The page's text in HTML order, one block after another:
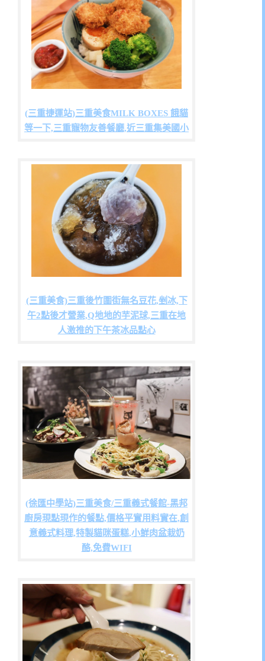
(三重捷運站)三重美食MILK BOXES 餓貓
等一下,三重寵物友善餐廳,近三重集美國小
(三重美食)三重後竹圍街無名豆花,剉冰,下
午2點後才營業,Q地地的芋泥球,三重在地
人激推的下午茶冰品點心
(徐匯中學站)三重美食/三重義式餐館-黑邦
廚房現點現作的餐點,價格平實用料實在,創
意義式料理,特製貓咪蛋糕,小鮮肉盆栽奶
酪,免費WIFI